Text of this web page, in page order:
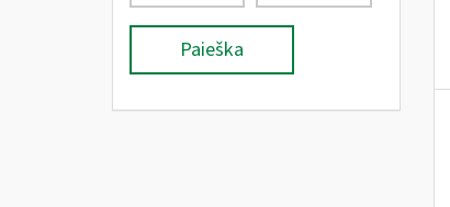
Paieška